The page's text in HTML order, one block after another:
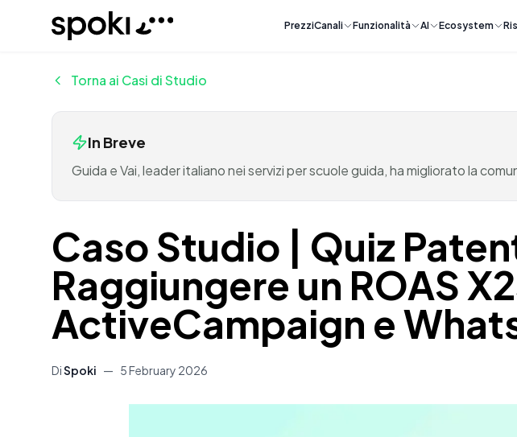
Spoki PrezziCanali Funzionalità AI Ecosystem
Torna ai Casi di Studio
In Breve
Guida e Vai, leader italiano nei servizi per scuole guida, ha migliorato la
Caso Studio | Quiz
Raggiungere un ROAS
ActiveCampaign e
DiSpoki — 5 February 2026